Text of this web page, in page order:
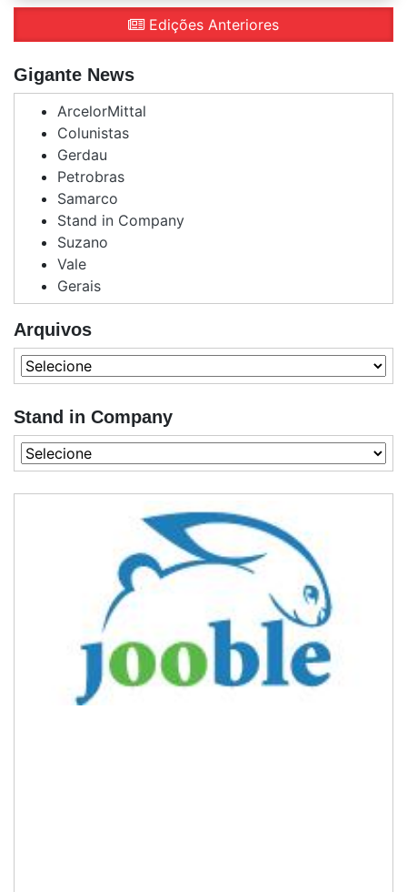
Edições Anteriores
Gigante News
ArcelorMittal
Colunistas
Gerdau
Petrobras
Samarco
Stand in Company
Suzano
Vale
Gerais
Arquivos
Stand in Company